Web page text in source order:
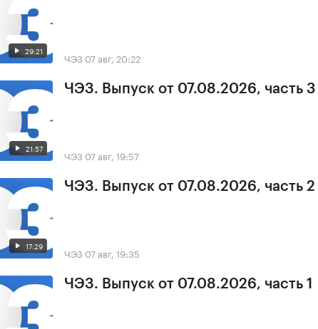
29:21 ЧЭЗ 07 авг, 20:22
21:57
ЧЭЗ. Выпуск от 07.08.2026, часть 3
ЧЭЗ 07 авг, 19:57
17:29
ЧЭЗ. Выпуск от 07.08.2026, часть 2
ЧЭЗ 07 авг, 19:35
ЧЭЗ. Выпуск от 07.08.2026, часть 1